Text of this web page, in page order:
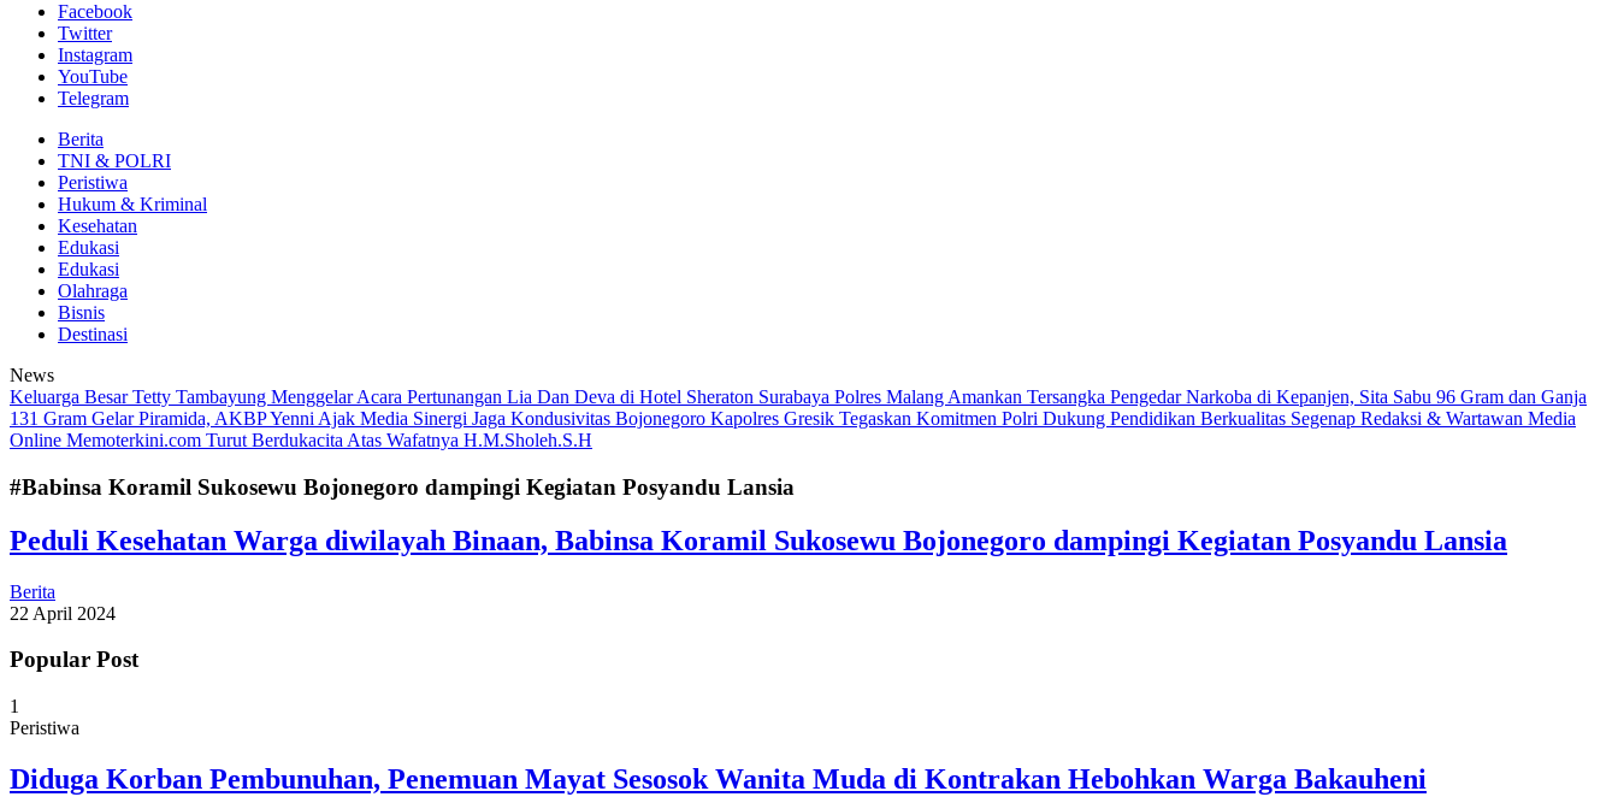
Facebook
Twitter
Instagram
YouTube
Telegram
Berita
TNI & POLRI
Peristiwa
Hukum & Kriminal
Kesehatan
Edukasi
Edukasi
Olahraga
Bisnis
Destinasi
News
Keluarga Besar Tetty Tambayung Menggelar Acara Pertunangan Lia Dan Deva di Hotel Sheraton Surabaya Polres Malang Amankan Tersangka Pengedar Narkoba di Kepanjen, Sita Sabu 96 Gram dan Ganja
131 Gram Gelar Piramida, AKBP Yenni Ajak Media Sinergi Jaga Kondusivitas Bojonegoro Kapolres Gresik Tegaskan Komitmen Polri Dukung Pendidikan Berkualitas Segenap Redaksi & Wartawan Media
Online Memoterkini.com Turut Berdukacita Atas Wafatnya H.M.Sholeh.S.H
#Babinsa Koramil Sukosewu Bojonegoro dampingi Kegiatan Posyandu Lansia
Peduli Kesehatan Warga diwilayah Binaan, Babinsa Koramil Sukosewu Bojonegoro dampingi Kegiatan Posyandu Lansia
Berita
22 April 2024
Popular Post
1
Peristiwa
Diduga Korban Pembunuhan, Penemuan Mayat Sesosok Wanita Muda di Kontrakan Hebohkan Warga Bakauheni